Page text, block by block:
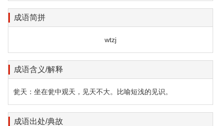
成语简拼
wtzj
成语含义/解释
瓮天：坐在瓮中观天，见天不大。比喻短浅的见识。
成语出处/典故